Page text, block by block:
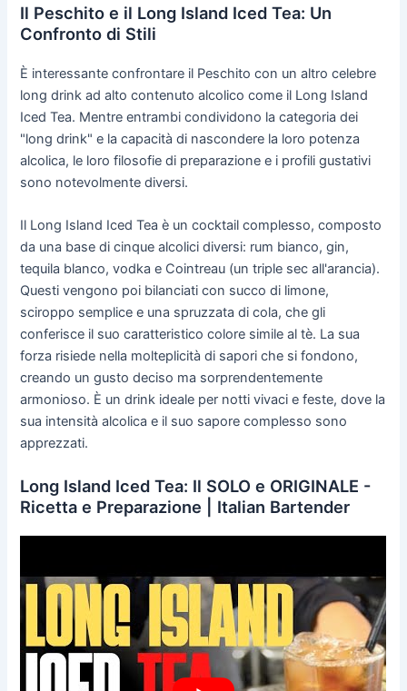
Il Peschito e il Long Island Iced Tea: Un
Confronto di Stili
È interessante confrontare il Peschito con un altro celebre
long drink ad alto contenuto alcolico come il Long Island
Iced Tea. Mentre entrambi condividono la categoria dei
"long drink" e la capacità di nascondere la loro potenza
alcolica, le loro filosofie di preparazione e i profili gustativi
sono notevolmente diversi.
Il Long Island Iced Tea è un cocktail complesso, composto
da una base di cinque alcolici diversi: rum bianco, gin,
tequila blanco, vodka e Cointreau (un triple sec all'arancia).
Questi vengono poi bilanciati con succo di limone,
sciroppo semplice e una spruzzata di cola, che gli
conferisce il suo caratteristico colore simile al tè. La sua
forza risiede nella molteplicità di sapori che si fondono,
creando un gusto deciso ma sorprendentemente
armonioso. È un drink ideale per notti vivaci e feste, dove la
sua intensità alcolica e il suo sapore complesso sono
apprezzati.
Long Island Iced Tea: Il SOLO e ORIGINALE -
Ricetta e Preparazione | Italian Bartender